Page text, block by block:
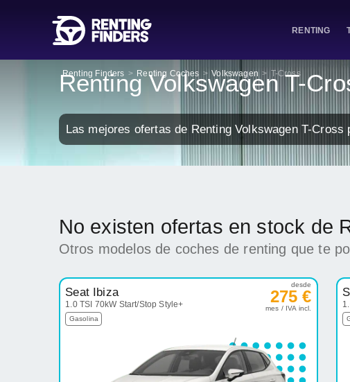
RENTING
Renting Finders > Renting Coches > Volkswagen > T-Cross
Renting Volkswagen T-
Las mejores ofertas de Renting Volkswagen T-
No existen ofertas en stock de
Otros modelos de coches de renting que te
Seat Ibiza
1.0 TSI 70kW Start/Stop Style+
Gasolina
desde
275 €
mes / IVA incl.